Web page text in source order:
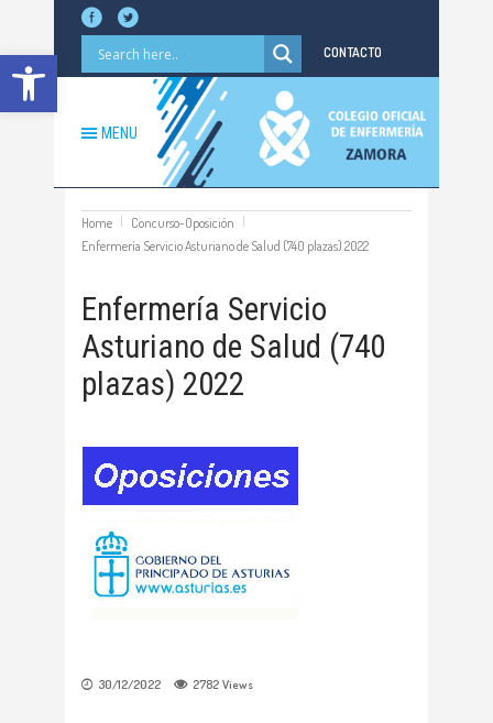
Abrir barra de herramientas CONTACTO
MENU
Home
Concurso-Oposición
Enfermería Servicio Asturiano de Salud (740 plazas) 2022
Enfermería Servicio
Asturiano de Salud (740
plazas) 2022
30/12/2022 2782 Views